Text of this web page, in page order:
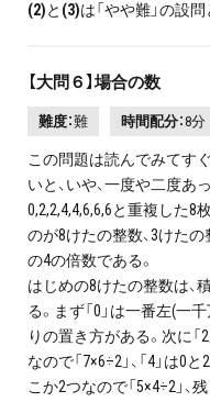
(2)と (3)は「やや難」の設
【大問６】場合の数
難度：難 時間配分：8分
この問題は読んでみてす
いと、いや、一度や二度あ
0,2,2,4,4,6,6,6と重複した8
のが8けたの整数、3けた
の4の倍数である。
はじめの8けたの整数は、
る。まず「0」は一番左(一
りの置き方がある。次に
なので「7×6÷2」、「4」は
こか2つなので「5×4÷2」、